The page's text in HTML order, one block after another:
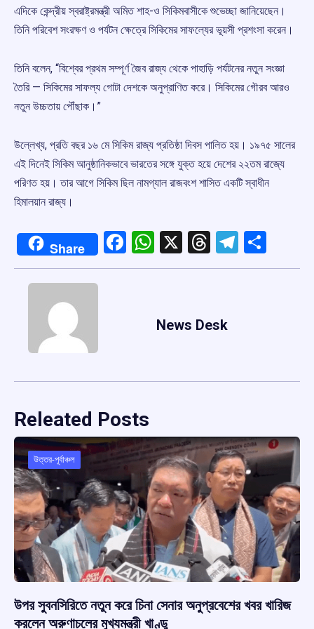
এদিকে কেন্দ্রীয় স্বরাষ্ট্রমন্ত্রী অমিত শাহ-ও সিকিমবাসীকে শুভেচ্ছা জানিয়েছেন।
তিনি পরিবেশ সংরক্ষণ ও পর্যটন ক্ষেত্রে সিকিমের সাফল্যের ভূয়সী প্রশংসা করেন।
তিনি বলেন, “বিশ্বের প্রথম সম্পূর্ণ জৈব রাজ্য থেকে পাহাড়ি পর্যটনের নতুন সংজ্ঞা
তৈরি — সিকিমের সাফল্য গোটা দেশকে অনুপ্রাণিত করে। সিকিমের গৌরব আরও
নতুন উচ্চতায় পৌঁছাক।”
উল্লেখ্য, প্রতি বছর ১৬ মে সিকিম রাজ্য প্রতিষ্ঠা দিবস পালিত হয়। ১৯৭৫ সালের
এই দিনেই সিকিম আনুষ্ঠানিকভাবে ভারতের সঙ্গে যুক্ত হয়ে দেশের ২২তম রাজ্যে
পরিণত হয়। তার আগে সিকিম ছিল নামগ্যাল রাজবংশ শাসিত একটি স্বাধীন
হিমালয়ান রাজ্য।
Share Facebook
WhatsApp
X Threads
News Desk
Releated Posts
উত্তর-পূর্বাঞ্চল
উপর সুবনসিরিতে নতুন করে চিনা সেনার অনুপ্রবেশের খবর খারিজ
করলেন অরুণাচলের মুখ্যমন্ত্রী খাণ্ডু